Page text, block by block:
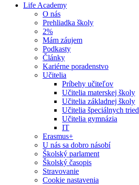
Life Academy
O nás
Prehliadka školy
2%
Mám záujem
Podkasty
Články
Kariérne poradenstvo
Učitelia
Príbehy učiteľov
Učitelia materskej školy
Učitelia základnej školy
Učitelia špeciálnych tried
Učitelia gymnázia
IT
Erasmus+
U nás sa dobro násobí
Školský parlament
Školský časopis
Stravovanie
Cookie nastavenia